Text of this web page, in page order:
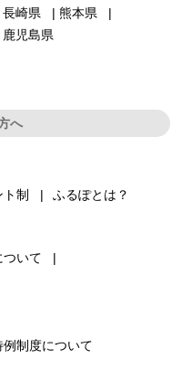
長崎県
熊本県
鹿児島県
へ
制 ふるぽとは？
ついて
制度について